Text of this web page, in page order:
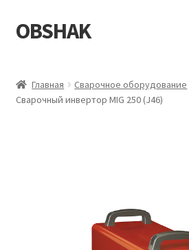
Перейти
к
Перейти
к
OBSHAK
Категории
Главная Сварочное оборудование
Сварочный инвертор MIG 250 (J46)